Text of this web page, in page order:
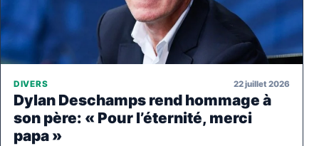
DIVERS 22 juillet 2026
Dylan Deschamps rend hommage à
son père: « Pour l’éternité, merci
papa »